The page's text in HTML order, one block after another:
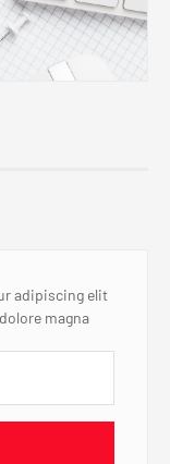
adipiscing elit
magna